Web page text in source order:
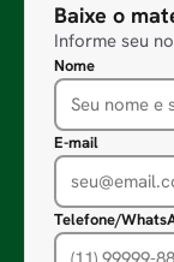
Baixe o
Informe seu
Nome
E-mail
Telefone/